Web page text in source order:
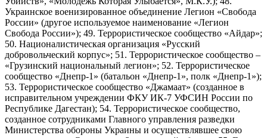
Украинское военизированное объединение Легион «Свобода
России» (другое используемое наименование «Легион
Свобода России»); 49. Террористическое сообщество «Айдар»;
50. Националистическая организация «Русский
добровольческий корпус»; 51. Террористическое сообщество –
«Грузинский национальный легион»; 52. Террористическое
сообщество «Днепр-1» (батальон «Днепр-1», полк «Днепр-1»);
53. Террористическое сообщество «Джамаат» (созданное в
исправительном учреждении ФКУ ИК-7 УФСИН России по
Республике Дагестан); 54. Террористическое сообщество,
созданное сотрудниками Главного управления разведки
Министерства обороны Украины и осуществлявшее свою